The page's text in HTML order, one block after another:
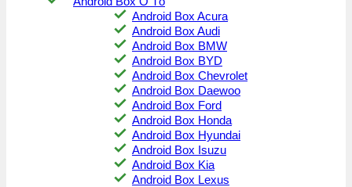
Android Box Acura
Android Box Audi
Android Box BMW
Android Box BYD
Android Box Chevrolet
Android Box Daewoo
Android Box Ford
Android Box Honda
Android Box Hyundai
Android Box Isuzu
Android Box Kia
Android Box Lexus